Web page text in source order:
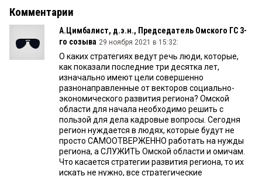
Комментарии
А.Цимбалист, д.э.н., Председатель Омского ГС 3-
го созыва 29 ноября 2021 в 15:32:
О каких стратегиях ведут речь люди, которые,
как показали последние три десятка лет,
изначально имеют цели совершенно
разнонаправленные от векторов социально-
экономического развития региона? Омской
области для начала необходимо решить с
пользой для дела кадровые вопросы. Сегодня
регион нуждается в людях, которые будут не
просто САМООТВЕРЖЕННО работать на нужды
региона, а СЛУЖИТЬ Омской области и омичам.
Что касается стратегии развития региона, то их
искать не нужно, все стратегические